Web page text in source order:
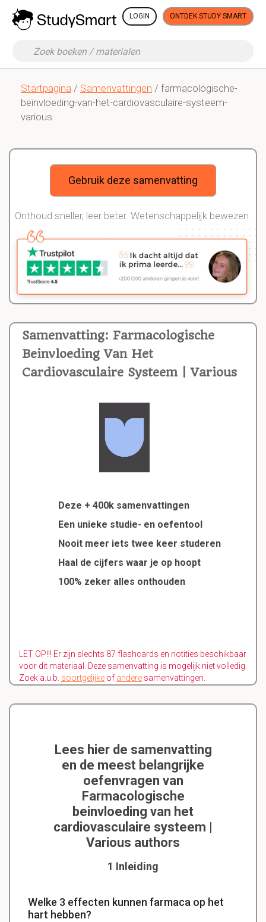
LOGIN ONTDEK STUDY SMART
Startpagina / Samenvattingen / farmacologische-
beinvloeding-van-het-cardiovasculaire-systeem-
various
Samenvatting: Farmacologische
Beinvloeding Van Het
Cardiovasculaire Systeem | Various
Deze + 400k samenvattingen
Een unieke studie- en oefentool
Nooit meer iets twee keer studeren
Haal de cijfers waar je op hoopt
100% zeker alles onthouden
LET OP!!! Er zijn slechts 87 flashcards en notities beschikbaar
voor dit materiaal. Deze samenvatting is mogelijk niet volledig.
Zoek a.u.b. soortgelijke of andere samenvattingen.
Gebruik deze samenvatting
Onthoud sneller, leer beter. Wetenschappelijk bewezen.
Lees hier de samenvatting
en de meest belangrijke
oefenvragen van
Farmacologische
beinvloeding van het
cardiovasculaire systeem |
Various authors
1 Inleiding
Welke 3 effecten kunnen farmaca op het
hart hebben?